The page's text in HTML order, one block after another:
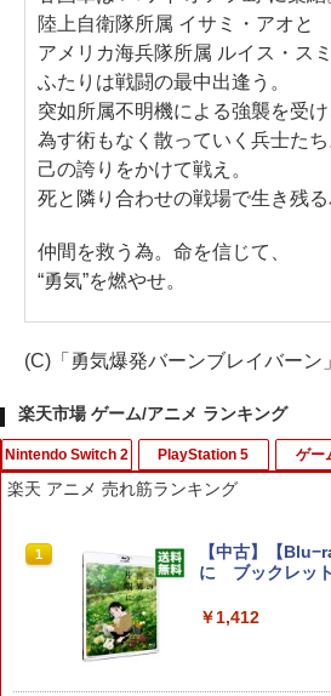
陸上自衛隊所属 イサミ・アオと
アメリカ海兵隊所属 ルイス・ス
ふたりは戦闘の最中出逢う。
突如所属不明機による強襲を受け
為す術もなく散っていく兵士たち
己の誇りをかけて戦え。
死と隣り合わせの戦場で生き残る
仲間を救う為。命を信じて、
“勇気”を燃やせ。
(C)「勇気爆発バーンブレイバーン
楽天市場 ゲーム/アニメ ランキング
Nintendo Switch 2
1
任天堂 【
ィニティブ・エ
ゼノブレイド デ
PlayStation 5
1
PS5コントロー
ayStation5用 プ
ケース コントロ
ゲー
1 【中古】ルイー
楽天 アニメ 売れ筋ランキング
1
【中古】【
に ブックレット
￥1,412